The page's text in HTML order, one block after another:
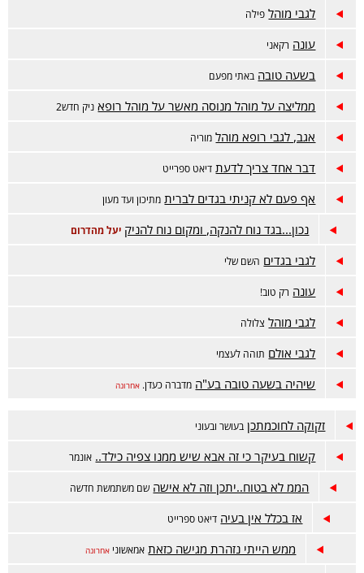
לגבי מוהל פילה
עונה רקאני
בשעה טובה באתי מפעם
ממליצה על מוהל מנוסה מאשר על מוהל רופא ניק חדש2
אגב, לגבי רופא מוהל מוריה
דבר אחד צריך לדעת דיאט ספרייט
אף פעם לא קניתי בגדים לברית מתיכון ועד מעון
נכון...בגד נוח להנקה, ומקום נוח להניק יעל מהדרום
לגבי בגדים השם שלי
עונה רק טוב!
לגבי מוהל צלולה
לגבי אולם תוהה לעצמי
שיהיה בשעה טובה בע"ה מדברה כעדן. אחרונה
זקוקה לחוכמתכן בעושר ובעוני
קשוח בעיקר כי זה אבא שיש ממנו צפיה כילד.. אונמר
הממ לא בטוח..יתכן וזה לא אישה שם משתמשת חדשה
אז בכלל אין בעיה דיאט ספרייט
ממש הייתי נזהרת מגישה כזאת אמאשוני אחרונה